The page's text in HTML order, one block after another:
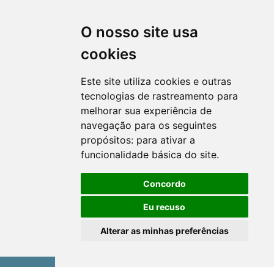
O nosso site usa
cookies
Este site utiliza cookies e outras
tecnologias de rastreamento para
melhorar sua experiência de
navegação para os seguintes
propósitos: para ativar a
funcionalidade básica do site.
Concordo
Eu recuso
Alterar as minhas preferências
Revista Extensão em Foco
ISSN 2358-7180 (on-line)